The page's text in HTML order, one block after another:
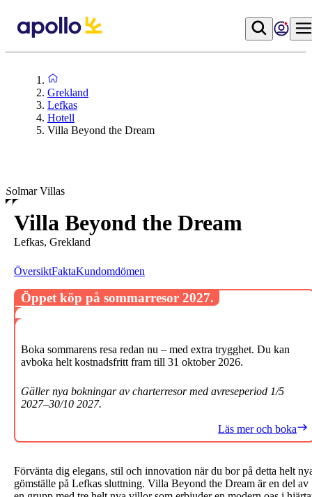
Grekland
Lefkas
Hotell
Villa Beyond the Dream
Solmar Villas
Villa Beyond the Dream
Lefkas, Grekland
ÖversiktFaktaKundomdömen
Förvänta dig elegans, stil och innovation när du bor på detta helt
gömställe på Lefkas sluttning. Villa Beyond the Dream är en del av
Öppet köp på sommarresor 2027.
Boka sommarens resa redan nu – med extra trygghet. Du kan
avboka helt kostnadsfritt fram till 31 oktober 2026.
Gäller nya bokningar av charterresor med avreseperiod 1/5
2027–30/10 2027.
Läs mer och boka